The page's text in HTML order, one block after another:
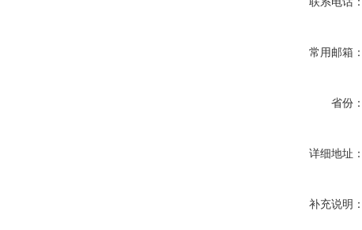
常用邮箱：
省份：
详细地址：
补充说明：